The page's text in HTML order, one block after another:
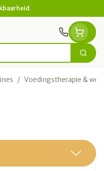
Zoek
/ Voedingstherapie &